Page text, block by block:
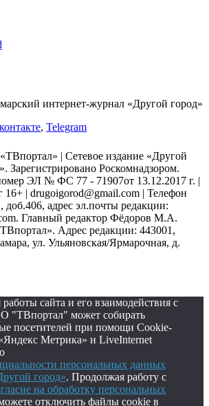
интернет-журнал «Другой город»
, Telegram
| Сетевое издание «Другой
Зарегистрировано Роскомнадзором.
ЭЛ № ФС 77 - 71907от 13.12.2017 г. |
16+ | drugoigorod@gmail.com | Телефон
доб.406, адрес эл.почты редакции:
Главный редактор Фёдоров М.А.
Адрес редакции: 443001,
ул. Ульяновская/Ярмарочная, д.
сайта и его взаимодействия с
"ТВпортал" может собирать
посетителей при помощи Cookie-
Метрика» и LiveInternet
персональных данных
город». Продолжая работу с
на обработку персональных
отключить файлы cookie в